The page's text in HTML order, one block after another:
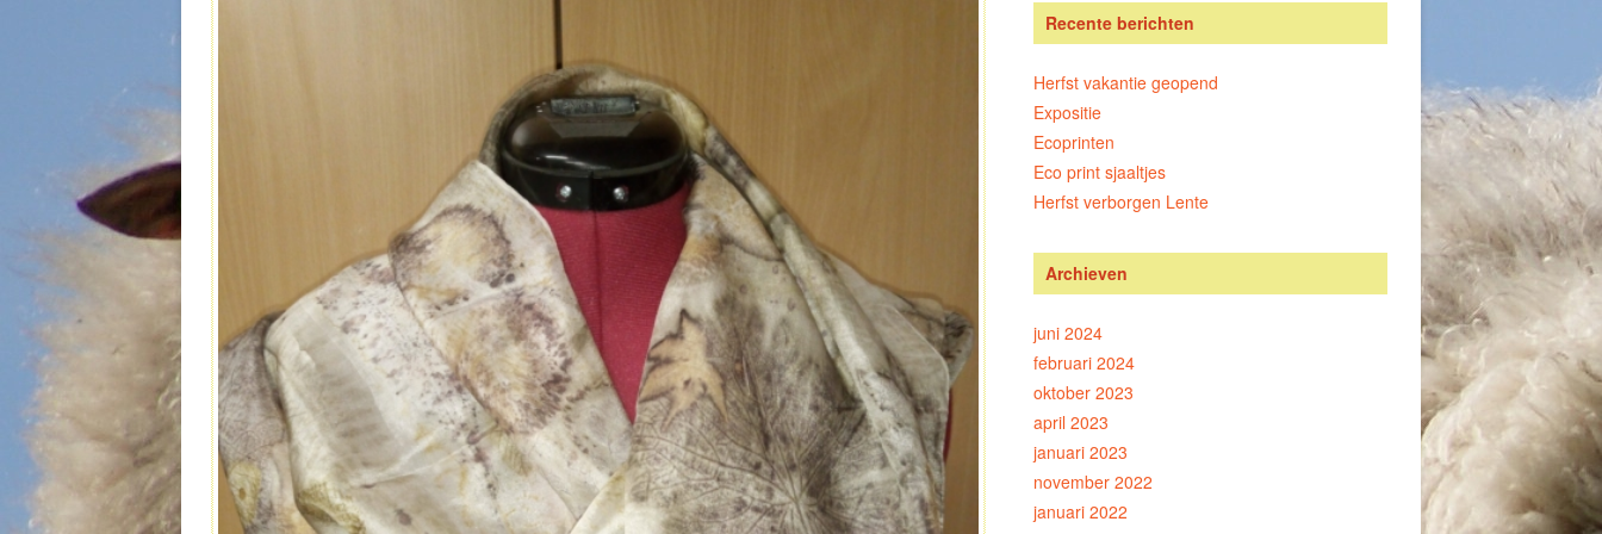
Recente berichten
Herfst vakantie geopend
Expositie
Ecoprinten
Eco print sjaaltjes
Herfst verborgen Lente
Archieven
juni 2024
februari 2024
oktober 2023
april 2023
januari 2023
november 2022
januari 2022